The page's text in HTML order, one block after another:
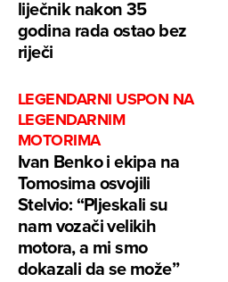
liječnik nakon 35
godina rada ostao bez
riječi
LEGENDARNI USPON NA
LEGENDARNIM
MOTORIMA
Ivan Benko i ekipa na
Tomosima osvojili
Stelvio: “Pljeskali su
nam vozači velikih
motora, a mi smo
dokazali da se može”